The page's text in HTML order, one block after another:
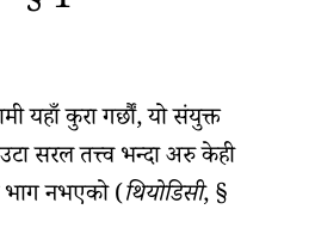
यहाँ कुरा गर्छौं, यो संयुक्त
सरल तत्त्वभन्दा अरु केही
नभएको(थियोडिसी, §